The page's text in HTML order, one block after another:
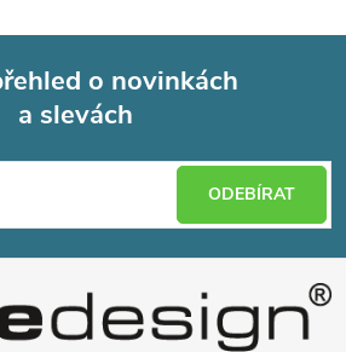
o novinkách
a slevách
ODEBÍRAT